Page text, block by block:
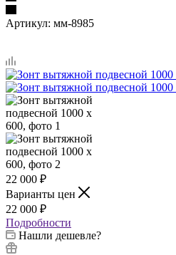
Артикул: мм-8985
22 000 ₽
Варианты цен
22 000 ₽
Подробности
Нашли дешевле?